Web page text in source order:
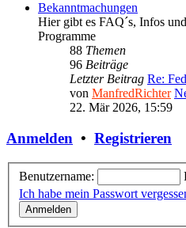
Bekanntmachungen
Hier gibt es FAQ´s, Infos
Programme
88 Themen
96 Beiträge
Letzter Beitrag Re:
von ManfredRichter
22. Mär 2026, 15:59
Anmelden • Registrieren
Benutzername:
Ich habe mein Passwort